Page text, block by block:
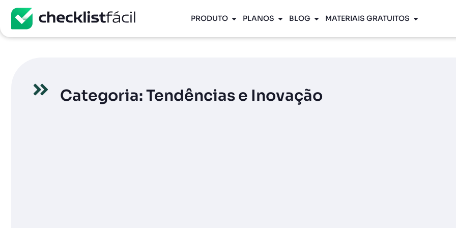
PRODUTO PLANOS BLOG MATERIAIS GRATUITOS
Categoria: Tendências e Inovação